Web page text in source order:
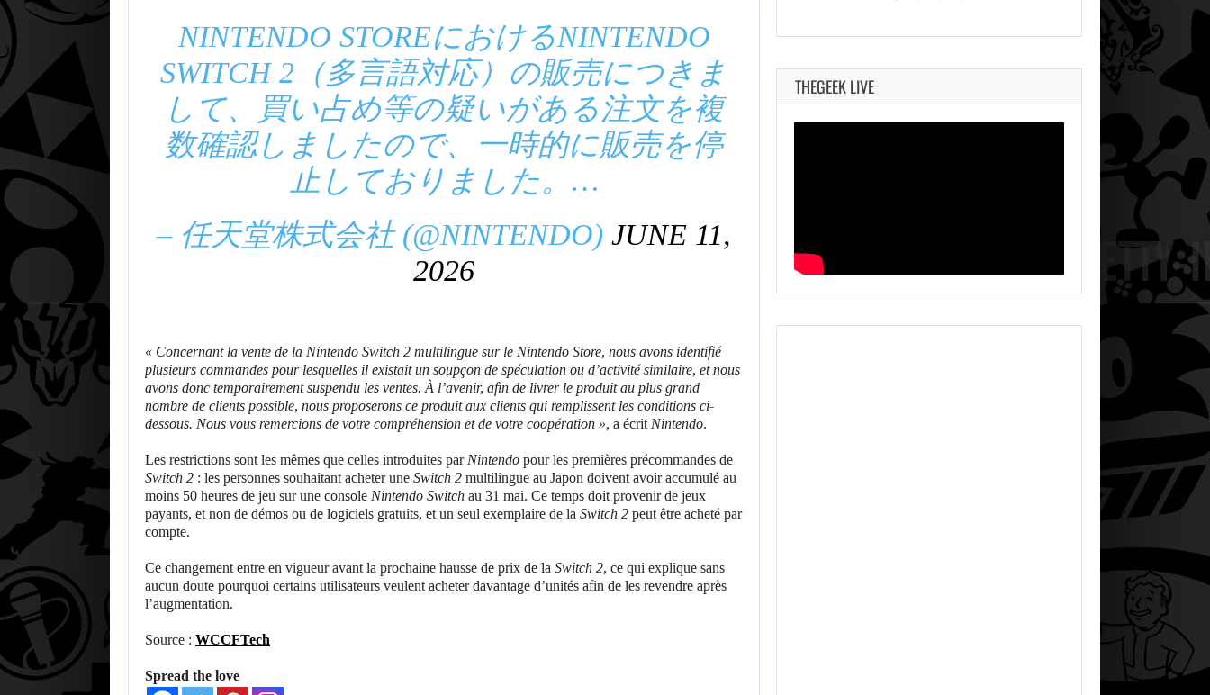
NINTENDO STOREにおけるNINTENDO
SWITCH 2（多言語対応）の販売につきま
して、買い占め等の疑いがある注文を複
数確認しましたので、一時的に販売を停
止しておりました。…
– 任天堂株式会社 (@NINTENDO) JUNE 11,
2026
« Concernant la vente de la Nintendo Switch 2 multilingue sur le Nintendo Store, nous avons identifié
plusieurs commandes pour lesquelles il existait un soupçon de spéculation ou d’activité similaire, et nous
avons donc temporairement suspendu les ventes. À l’avenir, afin de livrer le produit au plus grand
nombre de clients possible, nous proposerons ce produit aux clients qui remplissent les conditions ci-
dessous. Nous vous remercions de votre compréhension et de votre coopération », a écrit Nintendo.
Les restrictions sont les mêmes que celles introduites par Nintendo pour les premières précommandes de
Switch 2 : les personnes souhaitant acheter une Switch 2 multilingue au Japon doivent avoir accumulé au
moins 50 heures de jeu sur une console Nintendo Switch au 31 mai. Ce temps doit provenir de jeux
payants, et non de démos ou de logiciels gratuits, et un seul exemplaire de la Switch 2 peut être acheté par
compte.
Ce changement entre en vigueur avant la prochaine hausse de prix de la Switch 2, ce qui explique sans
aucun doute pourquoi certains utilisateurs veulent acheter davantage d’unités afin de les revendre après
l’augmentation.
Source : WCCFTech
Spread the love
THEGEEK LIVE